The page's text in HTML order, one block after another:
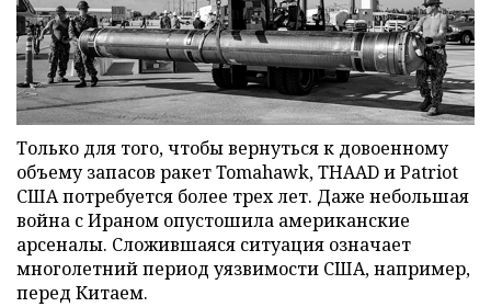
Только для того, чтобы вернуться к довоенному
объему запасов ракет Tomahawk, THAAD и Patriot
США потребуется более трех лет. Даже небольшая
война с Ираном опустошила американские
арсеналы. Сложившаяся ситуация означает
многолетний период уязвимости США, например,
перед Китаем.